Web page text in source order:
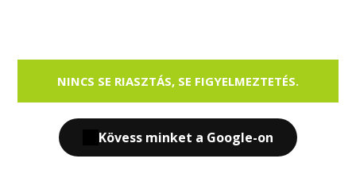
NINCS SE RIASZTÁS, SE FIGYELMEZTETÉS.
Kövess minket a Google-on